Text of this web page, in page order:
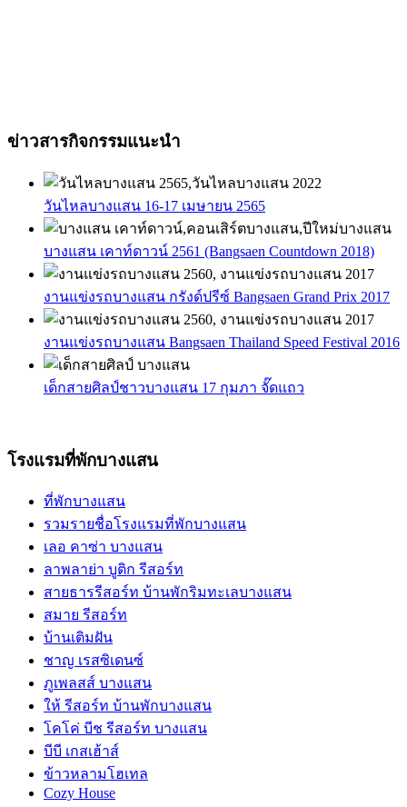
ข่าวสารกิจกรรมแนะนำ
วันไหลบางแสน 16-17 เมษายน 2565
บางแสน เคาท์ดาวน์ 2561 (Bangsaen Countdown 2018)
งานแข่งรถบางแสน กรังด์ปรีซ์ Bangsaen Grand Prix 2017
งานแข่งรถบางแสน Bangsaen Thailand Speed Festival 2016
เด็กสายศิลป์ชาวบางแสน 17 กุมภา จั๊ดแถว
โรงแรมที่พักบางแสน
ที่พักบางแสน
รวมรายชื่อโรงแรมที่พักบางแสน
เลอ คาซ่า บางแสน
ลาพลาย่า บูติก รีสอร์ท
สายธารรีสอร์ท บ้านพักริมทะเลบางแสน
สมาย รีสอร์ท
บ้านเติมฝัน
ชาญ เรสซิเดนซ์
ภูเพลสส์ บางแสน
ให้ รีสอร์ท บ้านพักบางแสน
โคโค่ บีช รีสอร์ท บางแสน
บีบี เกสเฮ้าส์
ข้าวหลามโฮเทล
Cozy House